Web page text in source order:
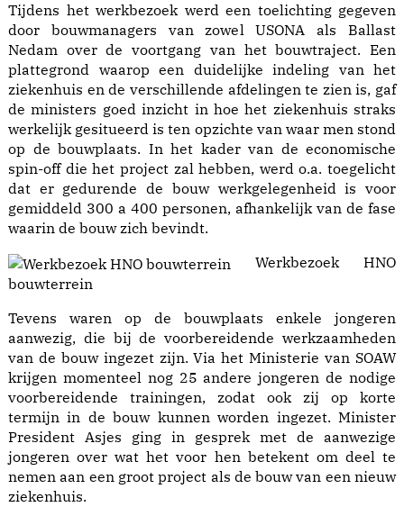
Tijdens het werkbezoek werd een toelichting gegeven
door bouwmanagers van zowel USONA als Ballast
Nedam over de voortgang van het bouwtraject. Een
plattegrond waarop een duidelijke indeling van het
ziekenhuis en de verschillende afdelingen te zien is, gaf
de ministers goed inzicht in hoe het ziekenhuis straks
werkelijk gesitueerd is ten opzichte van waar men stond
op de bouwplaats. In het kader van de economische
spin-off die het project zal hebben, werd o.a. toegelicht
dat er gedurende de bouw werkgelegenheid is voor
gemiddeld 300 a 400 personen, afhankelijk van de fase
waarin de bouw zich bevindt.
Werkbezoek HNO
bouwterrein
Tevens waren op de bouwplaats enkele jongeren
aanwezig, die bij de voorbereidende werkzaamheden
van de bouw ingezet zijn. Via het Ministerie van SOAW
krijgen momenteel nog 25 andere jongeren de nodige
voorbereidende trainingen, zodat ook zij op korte
termijn in de bouw kunnen worden ingezet. Minister
President Asjes ging in gesprek met de aanwezige
jongeren over wat het voor hen betekent om deel te
nemen aan een groot project als de bouw van een nieuw
ziekenhuis.